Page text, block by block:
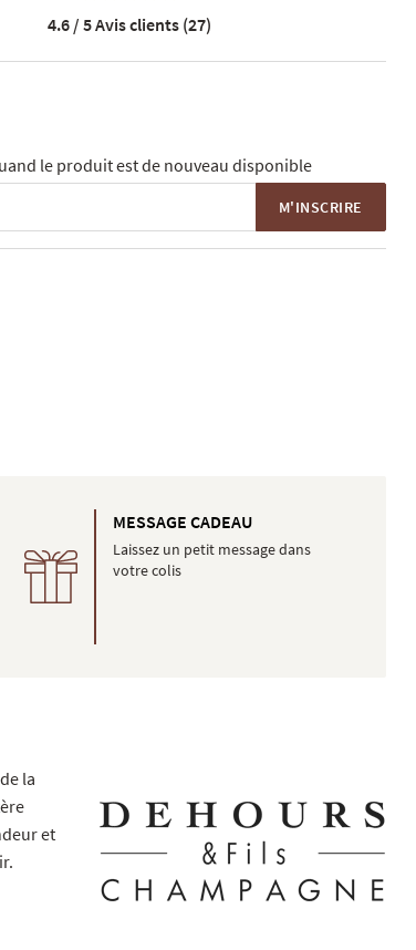
4.6 / 5Avis clients (27)
le produit est de nouveau disponible
M'INSCRIRE
MESSAGE CADEAU
Laissez un petit message dans
votre colis
la
et